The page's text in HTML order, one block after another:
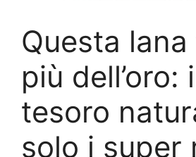
Questa lana
più dell’oro:
tesoro
solo i super